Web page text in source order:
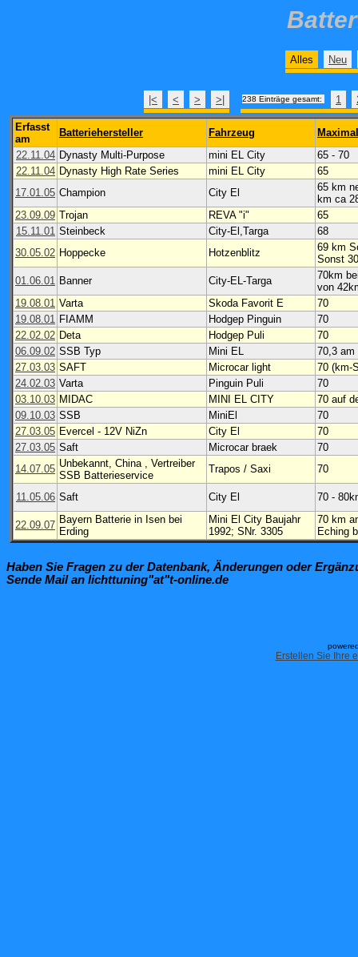
Alles Neu
|< < > >| 238 Einträge gesamt: 1
Erfasst
am
Batteriehersteller Fahrzeug
22.11.04 Dynasty Multi-Purpose mini EL City
65 - 70
22.11.04 Dynasty High Rate Series mini EL City
65
17.01.05 Champion City El
65 km
km ca
23.09.09 Trojan REVA "i"
65
15.11.01 Steinbeck City-El,Targa
68
30.05.02 Hoppecke Hotzenblitz
69 km
Sonst
01.06.01 Banner City-EL-Targa
70km
von
19.08.01 Varta Skoda Favorit E
70
19.08.01 FIAMM Hodgep Pinguin
70
22.02.02 Deta Hodgep Puli
70
06.09.02 SSB Typ Mini EL
70,3 am
27.03.03 SAFT Microcar light
70 (km-
24.02.03 Varta Pinguin Puli
70
03.10.03 MIDAC MINI EL CITY
70 auf
09.10.03 SSB MiniEl
70
27.03.05 Evercel - 12V NiZn City El
70
27.03.05 Saft Microcar braek
70
14.07.05 Unbekannt, China , Vertreiber
SSB Batterieservice
Trapos / Saxi 70
11.05.06 Saft City El 70 -
22.09.07 Bayern Batterie in Isen bei
Erding
Mini El City Baujahr
1992; SNr. 3305
70 km
Eching
Haben Sie Fragen zu der Datenbank, Änderungen oder
Sende Mail an lichttuning"at"t-online.de
Erstellen Sie Ihre